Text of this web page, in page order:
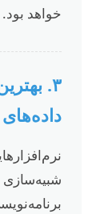
خواهد بود.
۳.